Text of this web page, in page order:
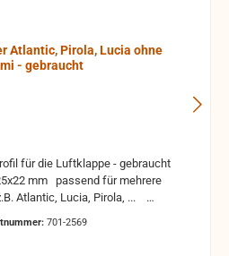
Atlantic, Pirola, Lucia ohne
- gebraucht
Atlantic, Lucia, Pirola, ...
701-2569